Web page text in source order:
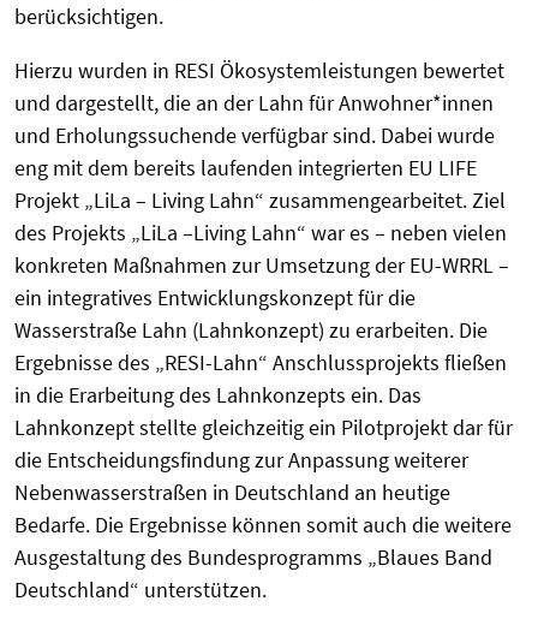
berücksichtigen.
Hierzu wurden in RESI Ökosystemleistungen bewertet
und dargestellt, die an der Lahn für Anwohner*innen
und Erholungssuchende verfügbar sind. Dabei wurde
eng mit dem bereits laufenden integrierten EU LIFE
Projekt „LiLa – Living Lahn“ zusammengearbeitet. Ziel
des Projekts „LiLa –Living Lahn“ war es – neben vielen
konkreten Maßnahmen zur Umsetzung der EU-WRRL –
ein integratives Entwicklungskonzept für die
Wasserstraße Lahn (Lahnkonzept) zu erarbeiten. Die
Ergebnisse des „RESI-Lahn“ Anschlussprojekts fließen
in die Erarbeitung des Lahnkonzepts ein. Das
Lahnkonzept stellte gleichzeitig ein Pilotprojekt dar für
die Entscheidungsfindung zur Anpassung weiterer
Nebenwasserstraßen in Deutschland an heutige
Bedarfe. Die Ergebnisse können somit auch die weitere
Ausgestaltung des Bundesprogramms „Blaues Band
Deutschland“ unterstützen.